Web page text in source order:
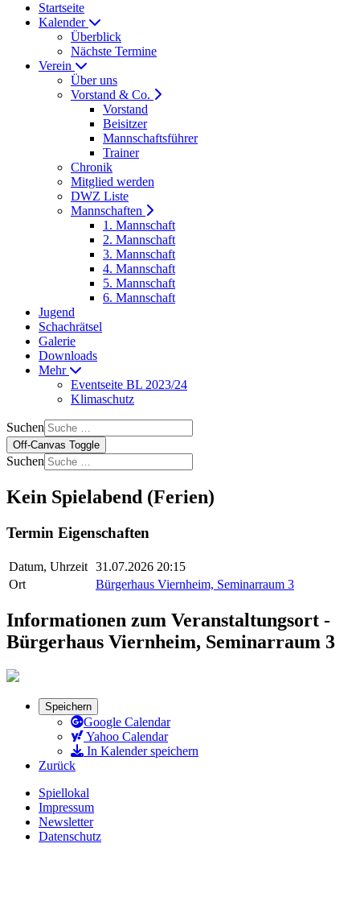
Startseite
Kalender
Überblick
Nächste Termine
Verein
Über uns
Vorstand & Co.
Vorstand
Beisitzer
Mannschaftsführer
Trainer
Chronik
Mitglied werden
DWZ Liste
Mannschaften
1. Mannschaft
2. Mannschaft
3. Mannschaft
4. Mannschaft
5. Mannschaft
6. Mannschaft
Jugend
Schachrätsel
Galerie
Downloads
Mehr
Eventseite BL 2023/24
Klimaschutz
Suchen
Off-Canvas Toggle
Suchen
Kein Spielabend (Ferien)
Termin Eigenschaften
Datum, Uhrzeit 31.07.2026 20:15
Ort
Bürgerhaus Viernheim, Seminarraum 3
Informationen zum Veranstaltungsort -
Bürgerhaus Viernheim, Seminarraum 3
Speichern
Google Calendar
Yahoo Calendar
In Kalender speichern
Zurück
Spiellokal
Impressum
Newsletter
Datenschutz